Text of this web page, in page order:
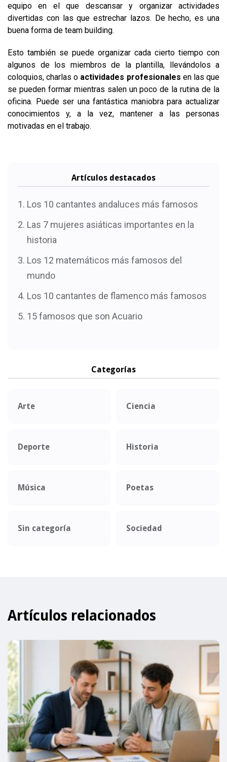
equipo en el que descansar y organizar actividades
divertidas con las que estrechar lazos. De hecho, es una
buena forma de team building.
Esto también se puede organizar cada cierto tiempo con
algunos de los miembros de la plantilla, llevándolos a
coloquios, charlas o actividades profesionales en las que
se pueden formar mientras salen un poco de la rutina de la
oficina. Puede ser una fantástica maniobra para actualizar
conocimientos y, a la vez, mantener a las personas
motivadas en el trabajo.
Artículos destacados
Los 10 cantantes andaluces más famosos
Las 7 mujeres asiáticas importantes en la
historia
Los 12 matemáticos más famosos del
mundo
Los 10 cantantes de flamenco más famosos
15 famosos que son Acuario
Categorías
Arte Ciencia
Deporte Historia
Música Poetas
Sin categoría Sociedad
Artículos relacionados